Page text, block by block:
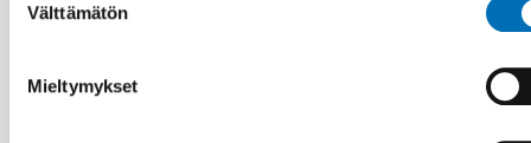
valinta
Välttämätön
Mieltymykset